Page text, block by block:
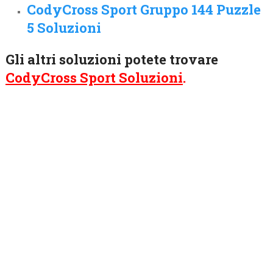
CodyCross Sport Gruppo 144 Puzzle
5 Soluzioni
Gli altri soluzioni potete trovare
CodyCross Sport Soluzioni.